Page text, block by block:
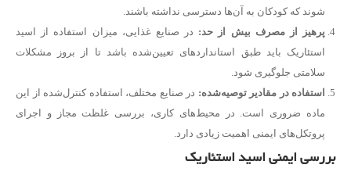
شوند که کودکان به آن‌ها دسترسی نداشته باشند.
پرهیز از مصرف بیش از حد: در صنایع غذایی، میزان استفاده از اسید
استئاریک باید طبق استانداردهای تعیین‌شده باشد تا از بروز مشکلات
سلامتی جلوگیری شود.
استفاده در مقادیر توصیه‌شده: در صنایع مختلف، استفاده کنترل‌شده از این
ماده ضروری است. در محیط‌های کاری، بررسی غلظت مجاز و اجرای
پروتکل‌های ایمنی اهمیت زیادی دارد.
بررسی ایمنی اسید استئاریک